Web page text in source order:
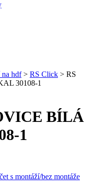
hdf> RS Click > RS
30108-1
BÍLÁ
1
s montáží/bez montáže